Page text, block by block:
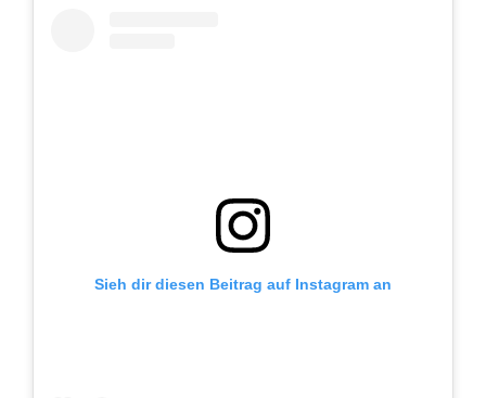
Sieh dir diesen Beitrag auf Instagram an